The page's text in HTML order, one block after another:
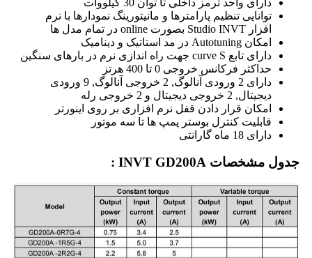
دارای واحد ترمز داخلی تا توان 30 کیلووات
توانایی تنظیم پارامترها و مانیتورینگ نمودارها با نرم
افزار Studio INVT بصورت online در تمام مدل ها
امکان Autotuning در مد استاتیک و دینامیک
دارای تابع curve S جهت راه اندازی نرم در بارهای سنگین
حداکثر فرکانس خروجی 0 تا 400 هرتز
دارای 2 ورودی آنالوگ
,
,
9 ورودی
دیجیتال,
امکان قرار دادن قفل نرم افزاری بر روی اینورتر
قابلیت کنترل بوستر پمپ ها تا سه موتور
دارای 18 ماه گارانتی
جدول مشخصات INVT GD200A :